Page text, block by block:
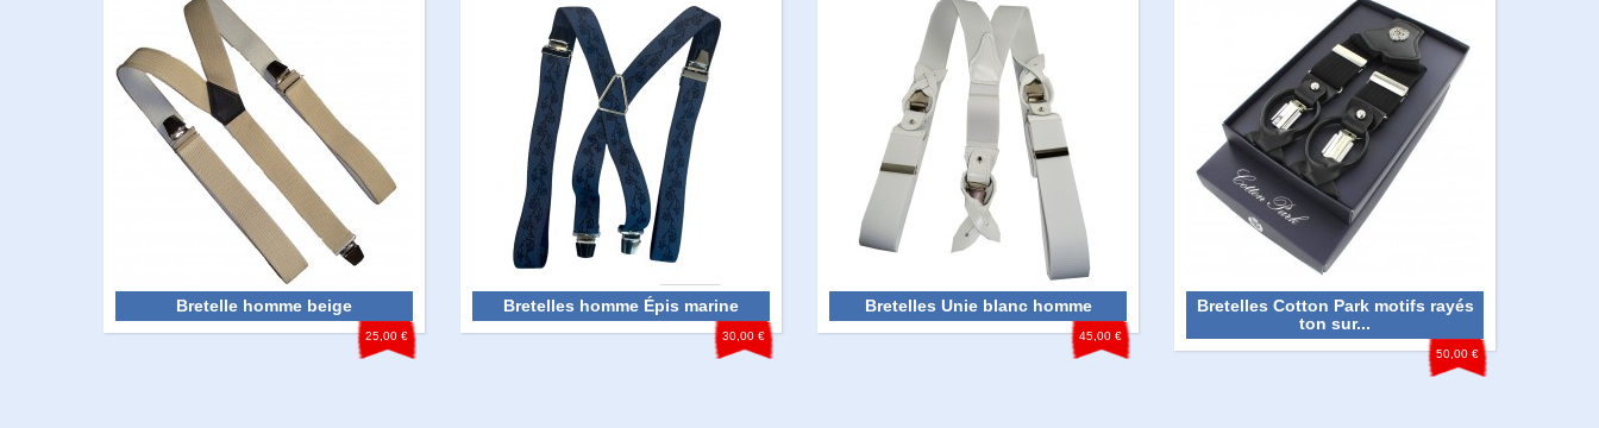
Bretelle homme beige
25,00 €
Bretelles homme Épis marine
30,00 €
Bretelles Unie blanc homme
45,00 €
Bretelles Cotton Park motifs rayés
ton sur...
50,00 €